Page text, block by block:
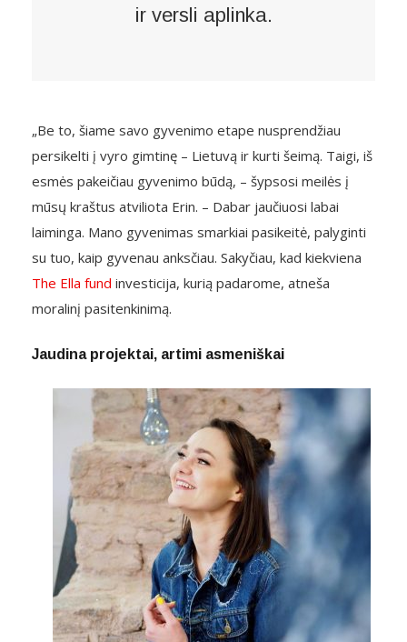
ir versli aplinka.
„Be to, šiame savo gyvenimo etape nusprendžiau
persikelti į vyro gimtinę – Lietuvą ir kurti šeimą. Taigi, iš
esmės pakeičiau gyvenimo būdą, – šypsosi meilės į
mūsų kraštus atviliota Erin. – Dabar jaučiuosi labai
laiminga. Mano gyvenimas smarkiai pasikeitė, palyginti
su tuo, kaip gyvenau anksčiau. Sakyčiau, kad kiekviena
The Ella fund investicija, kurią padarome, atneša
moralinį pasitenkinimą.
Jaudina projektai, artimi asmeniškai